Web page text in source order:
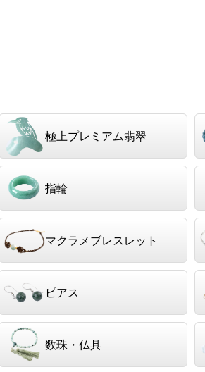
極上プレミアム翡翠
指輪
マクラメブレスレット
ピアス
数珠・仏具